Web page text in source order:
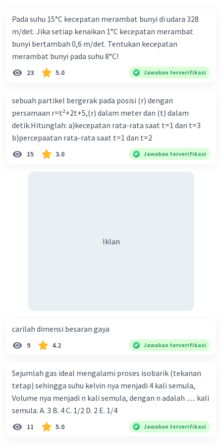
1/Rp = 1/Rs + 1/R2
1/Rp = 1/15+ 1/30
1/Rp = 3/30
1/Rp = 30/3
Rp = 10 Ω
Rs = Rp + R1
Rs = 10 + 3
Rs = 13 Ω
Jadi hambatan totalnya adalah 13 Ω.
Pada suhu 15°C kecepatan merambat bunyi di udara 328
m/det. Jika setiap kenaikan 1°C kecepatan merambat
bunyi bertambah 0,6 m/det. Tentukan kecepatan
merambat bunyi pada suhu 8°C!
23 5.0 Jawaban terverifikasi
sebuah partikel bergerak pada posisi (r) dengan
persamaan r=t²+2t+5,(r) dalam meter dan (t) dalam
detik.Hitunglah: a)kecepatan rata-rata saat t=1 dan t=3
b)percepaatan rata-rata saat t=1 dan t=2
15 3.0 Jawaban terverifikasi
Iklan
carilah dimensi besaran gaya
9 4.2 Jawaban terverifikasi
Sejumlah gas ideal mengalami proses isobarik (tekanan
tetap) sehingga suhu kelvin nya menjadi 4 kali semula,
Volume nya menjadi n kali semula, dengan n adalah ...... kali
semula. A. 3 B. 4 C. 1/2 D. 2 E. 1/4
11 5.0 Jawaban terverifikasi